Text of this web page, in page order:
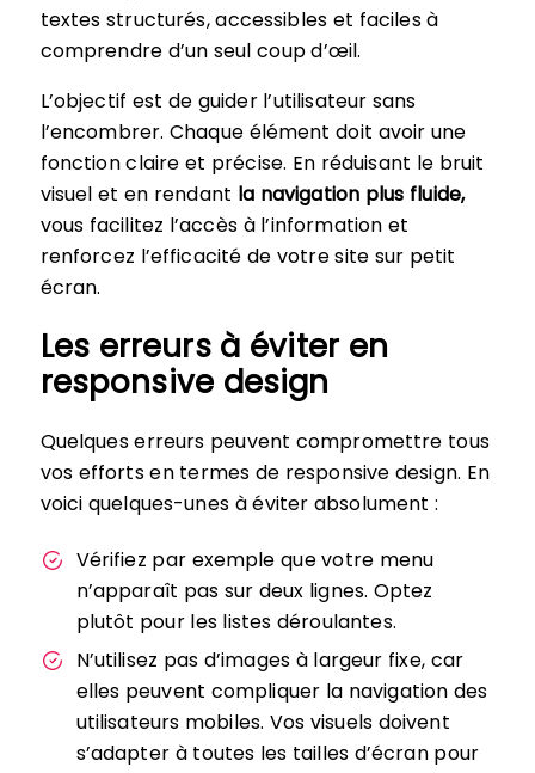
textes structurés, accessibles et faciles à
comprendre d’un seul coup d’œil.
L’objectif est de guider l’utilisateur sans
l’encombrer. Chaque élément doit avoir une
fonction claire et précise. En réduisant le bruit
visuel et en rendant la navigation plus fluide,
vous facilitez l’accès à l’information et
renforcez l’efficacité de votre site sur petit
écran.
Les erreurs à éviter en
responsive design
Quelques erreurs peuvent compromettre tous
vos efforts en termes de responsive design. En
voici quelques-unes à éviter absolument :
Vérifiez par exemple que votre menu
n’apparaît pas sur deux lignes. Optez
plutôt pour les listes déroulantes.
N’utilisez pas d’images à largeur fixe, car
elles peuvent compliquer la navigation des
utilisateurs mobiles. Vos visuels doivent
s’adapter à toutes les tailles d’écran pour